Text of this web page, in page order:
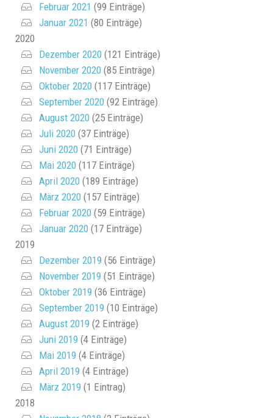
Februar 2021 (99 Einträge)
Januar 2021 (80 Einträge)
2020
Dezember 2020 (121 Einträge)
November 2020 (85 Einträge)
Oktober 2020 (117 Einträge)
September 2020 (92 Einträge)
August 2020 (25 Einträge)
Juli 2020 (37 Einträge)
Juni 2020 (71 Einträge)
Mai 2020 (117 Einträge)
April 2020 (189 Einträge)
März 2020 (157 Einträge)
Februar 2020 (59 Einträge)
Januar 2020 (17 Einträge)
2019
Dezember 2019 (56 Einträge)
November 2019 (51 Einträge)
Oktober 2019 (36 Einträge)
September 2019 (10 Einträge)
August 2019 (2 Einträge)
Juni 2019 (4 Einträge)
Mai 2019 (4 Einträge)
April 2019 (4 Einträge)
März 2019 (1 Eintrag)
2018